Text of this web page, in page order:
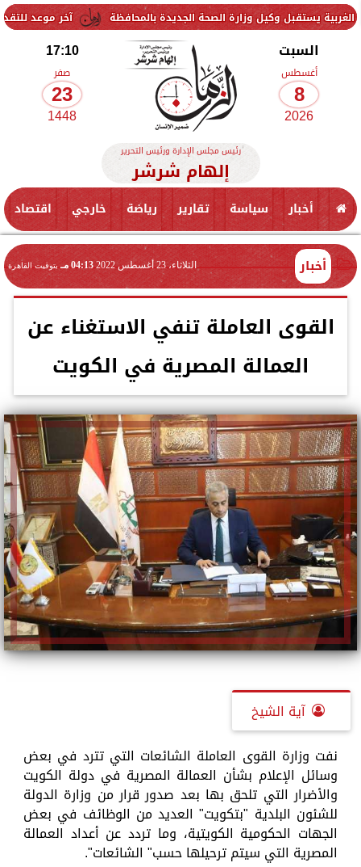
آخر موعد للتقديم في مدارس STEM 2026.. التعليم تحدد موعد اختبارات القبول وكيل وزارة الصحة الجديدة بالمحافظة
السبت
أغسطس
8
2026
17:10
صفر
23
1448
رئيس مجلس الإدارة ورئيس التحرير
إلهام شرشر
أخبار سياسة تقارير رياضة خارجي اقتصاد
أخبار الثلاثاء، 23 أغسطس 2022 04:13 مـ بتوقيت القاهرة
القوى العاملة تنفي الاستغناء عن
العمالة المصرية في الكويت
آية الشيخ
نفت وزارة القوى العاملة الشائعات التي تترد في بعض
وسائل الإعلام بشأن العمالة المصرية في دولة الكويت
والأضرار التي تلحق بها بعد صدور قرار من وزارة الدولة
للشئون البلدية "بتكويت" العديد من الوظائف في بعض
الجهات الحكومية الكويتية، وما تردد عن أعداد العمالة
المصرية التي سيتم ترحيلها حسب" الشائعات".